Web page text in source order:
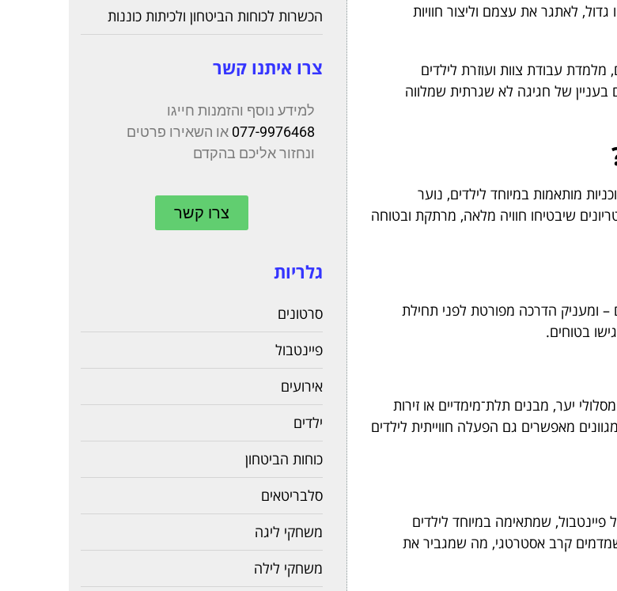
לאתגר את עצמם וליצור חוויות
עבודת צוות ועוזרת לילדים
בעניין של חגיגה לא שגרתית שמלווה
מותאמות במיוחד לילדים, נוער
שיבטיחו חוויה מלאה, מרתקת ובטוחה
– ומעניק הדרכה מפורטת לפני תחילת
בטוחים.
יער, מבנים תלת־מימדיים או זירות
מאפשרים גם הפעלה חווייתית לילדים
שמתאימה במיוחד לילדים
שמדמים קרב אסטרטגי, מה שמגביר את
הכשרות לכוחות הביטחון ולכיתות כוננות
צרו איתנו קשר
למידע נוסף והזמנות חייגו
077-9976468 או השאירו פרטים
ונחזור אליכם בהקדם
צרו קשר
גלריות
סרטונים
פיינטבול
אירועים
ילדים
כוחות הביטחון
סלבריטאים
משחקי ליגה
משחקי לילה